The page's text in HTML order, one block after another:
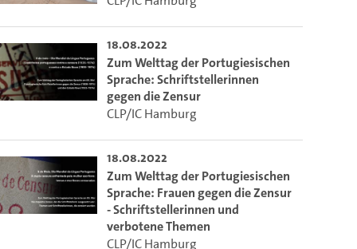
18.08.2022
Zum Welttag der Portugiesischen
Sprache: Schriftstellerinnen
gegen die Zensur
CLP/IC Hamburg
18.08.2022
Zum Welttag der Portugiesischen
Sprache: Frauen gegen die Zensur
- Schriftstellerinnen und
verbotene Themen
CLP/IC Hamburg